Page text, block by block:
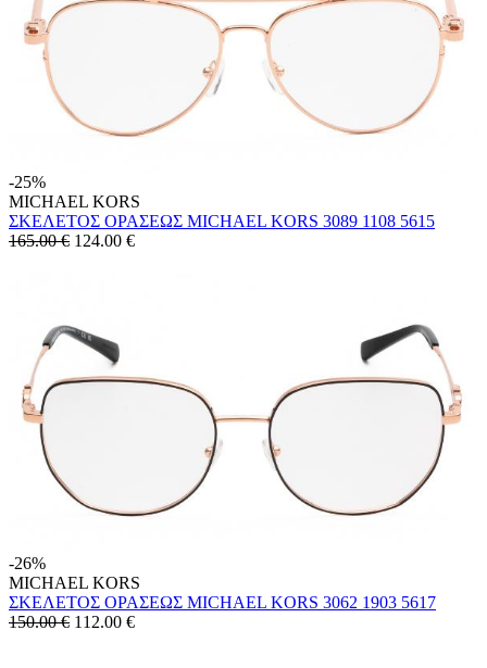
-25%
MICHAEL KORS
ΣΚΕΛΕΤΟΣ ΟΡΑΣΕΩΣ MICHAEL KORS 3089 1108 5615
165.00 € 124.00 €
-26%
MICHAEL KORS
ΣΚΕΛΕΤΟΣ ΟΡΑΣΕΩΣ MICHAEL KORS 3062 1903 5617
150.00 € 112.00 €